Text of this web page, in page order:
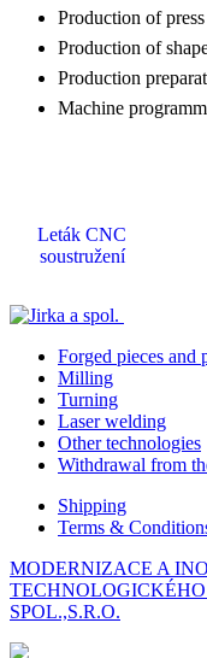
Production of
Production of
Production
Machine
Leták CNC
soustružení
Forged pieces and
Milling
Turning
Laser welding
Other technologies
Withdrawal from
Shipping
Terms &
MODERNIZACE A
SPOL.,S.R.O.